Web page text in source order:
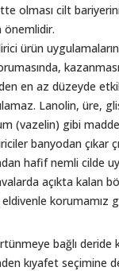
olması cilt
önemlidir.
ürün
en az düzeyde
Lanolin, üre,
(vazelin) gibi
banyodan çıkar
hafif nemli cilde
açıkta kalan
korumamız
bağlı deride
kıyafet seçimine